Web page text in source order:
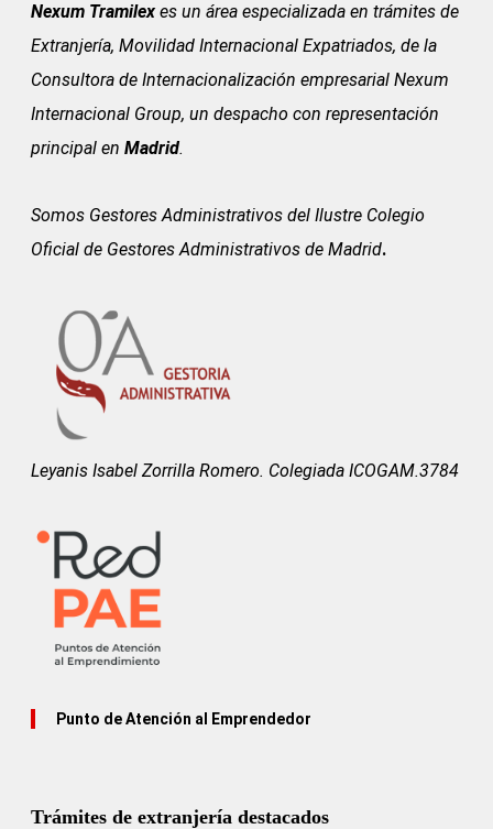
Nexum Tramilex es un área especializada en trámites de
Extranjería, Movilidad Internacional Expatriados, de la
Consultora de Internacionalización empresarial Nexum
Internacional Group, un despacho con representación
principal en Madrid.
Somos Gestores Administrativos del Ilustre Colegio
Oficial de Gestores Administrativos de Madrid.
Leyanis Isabel Zorrilla Romero. Colegiada ICOGAM.3784
Punto de Atención al Emprendedor
Trámites de extranjería destacados